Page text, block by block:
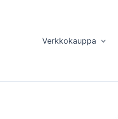
Verkkokauppa